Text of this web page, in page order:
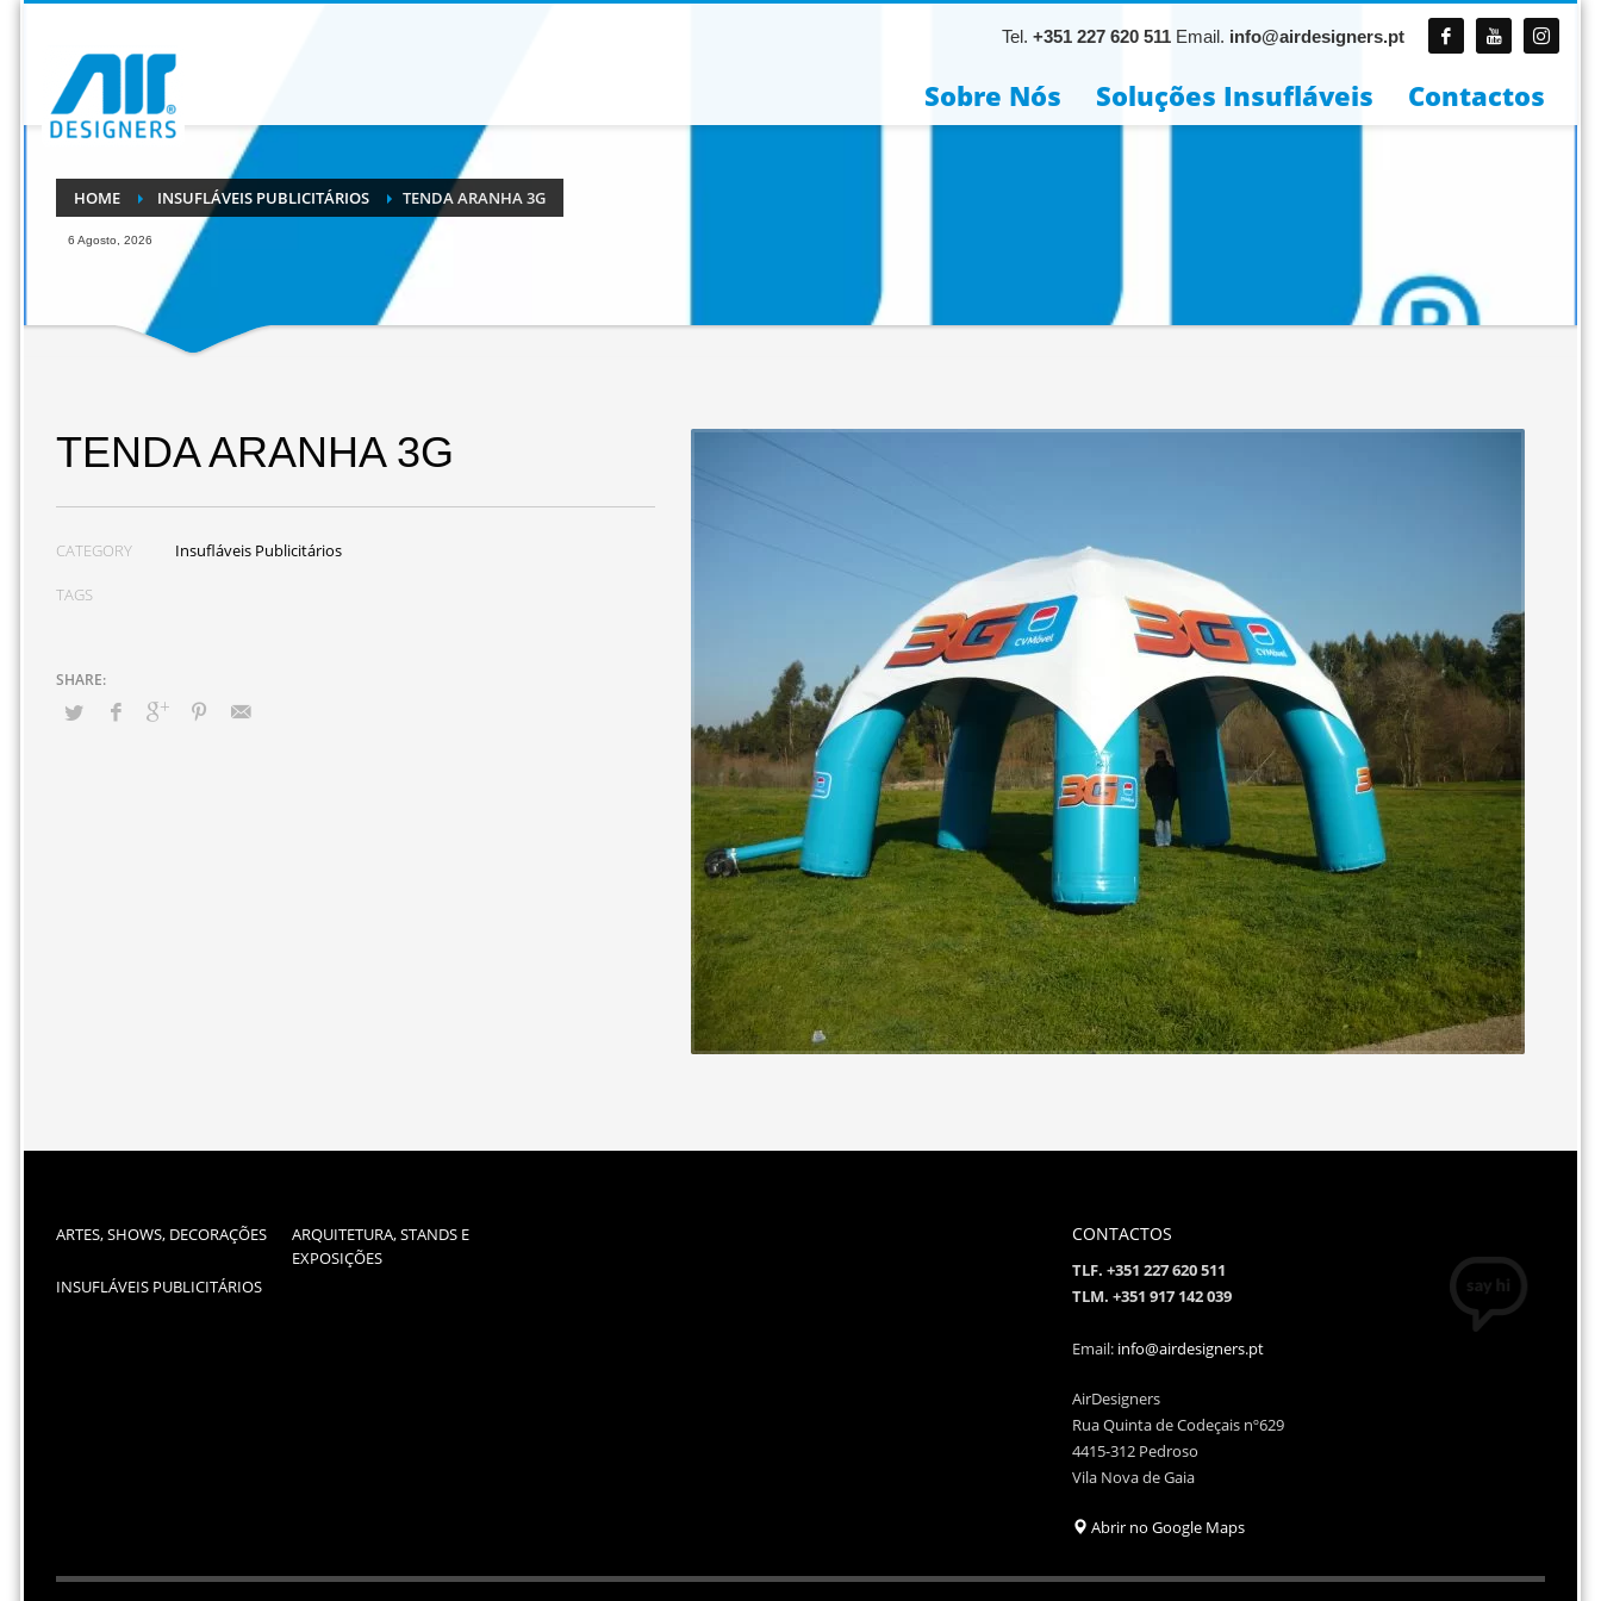
Tel. +351 227 620 511 Email. info@airdesigners.pt
Sobre Nós Soluções Insufláveis Contactos
HOME INSUFLÁVEIS PUBLICITÁRIOS TENDA ARANHA 3G
6 Agosto, 2026
TENDA ARANHA 3G
CATEGORY Insufláveis Publicitários
TAGS
ARTES, SHOWS, DECORAÇÕES
ARQUITETURA, STANDS E
EXPOSIÇÕES
INSUFLÁVEIS PUBLICITÁRIOS
CONTACTOS
TLF. +351 227 620 511
TLM. +351 917 142 039
Email: info@airdesigners.pt
AirDesigners
Rua Quinta de Codeçais nº629
4415-312 Pedroso
Vila Nova de Gaia
Abrir no Google Maps